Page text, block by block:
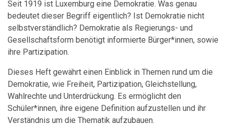
Seit 1919 ist Luxemburg eine Demokratie. Was genau
bedeutet dieser Begriff eigentlich? Ist Demokratie nicht
selbstverständlich? Demokratie als Regierungs- und
Gesellschaftsform benötigt informierte Bürger*innen, sowie
ihre Partizipation.
Dieses Heft gewährt einen Einblick in Themen rund um die
Demokratie, wie Freiheit, Partizipation, Gleichstellung,
Wahlrechte und Unterdrückung. Es ermöglicht den
Schüler*innen, ihre eigene Definition aufzustellen und ihr
Verständnis um die Thematik aufzubauen.